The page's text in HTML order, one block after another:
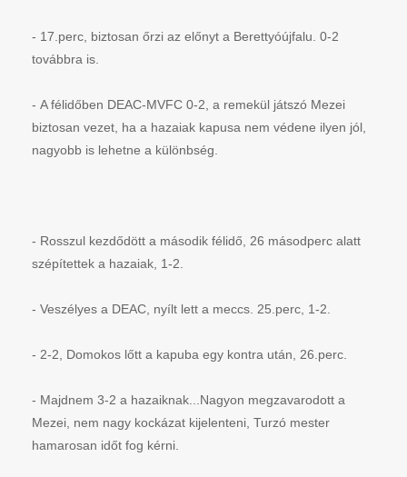
- 17.perc, biztosan őrzi az előnyt a Berettyóújfalu. 0-2
továbbra is.
- A félidőben DEAC-MVFC 0-2, a remekül játszó Mezei
biztosan vezet, ha a hazaiak kapusa nem védene ilyen jól,
nagyobb is lehetne a különbség.
- Rosszul kezdődött a második félidő, 26 másodperc alatt
szépítettek a hazaiak, 1-2.
- Veszélyes a DEAC, nyílt lett a meccs. 25.perc, 1-2.
- 2-2, Domokos lőtt a kapuba egy kontra után, 26.perc.
- Majdnem 3-2 a hazaiknak...Nagyon megzavarodott a
Mezei, nem nagy kockázat kijelenteni, Turzó mester
hamarosan időt fog kérni.